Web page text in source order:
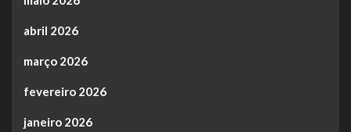
abril 2026
março 2026
fevereiro 2026
janeiro 2026